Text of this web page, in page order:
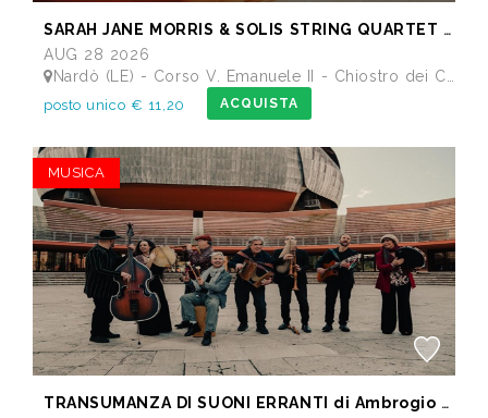
SARAH JANE MORRIS & SOLIS STRING QUARTET - Festival I Concerti del Chiostro
AUG 28 2026
Nardò (LE) - Corso V. Emanuele II - Chiostro dei Carmelitani
posto unico € 11,20 ACQUISTA
MUSICA
TRANSUMANZA DI SUONI ERRANTI di Ambrogio Sparagna